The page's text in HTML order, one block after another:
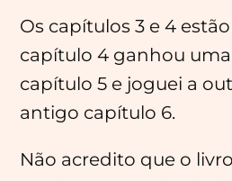
Os capítulos 3 e 4
capítulo 4 ganhou
capítulo 5 e joguei a
antigo capítulo 6.
Não acredito que o